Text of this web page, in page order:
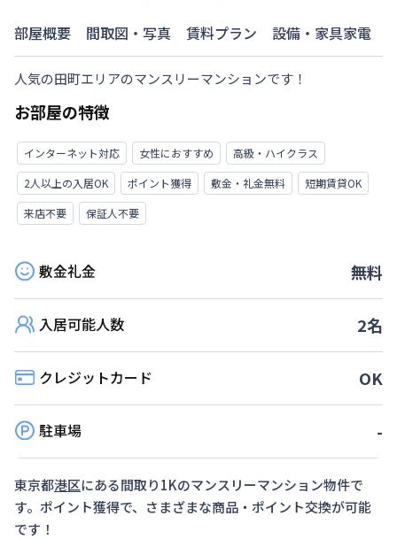
部屋概要 間取図・写真 賃料プラン 設備・家具家電
人気の田町エリアのマンスリーマンションです！
お部屋の特徴
インターネット対応 女性におすすめ
高級・ハイクラス
2人以上の入居OK
ポイント獲得 敷金・礼金無料
短期賃貸OK
来店不要
保証人不要
敷金礼金 無料
入居可能人数 2名
クレジットカード OK
駐車場 -
東京都港区にある間取り1Kのマンスリーマンション物件で
す。ポイント獲得で、さまざまな商品・ポイント交換が可能
です！